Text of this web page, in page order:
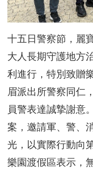
十五日警察節，麗
大人長期守護地方
利進行，特別致贈
眉派出所警察同仁
員警表達誠摯謝意
案，邀請軍、警、
光，以實際行動向
樂園渡假區表示，